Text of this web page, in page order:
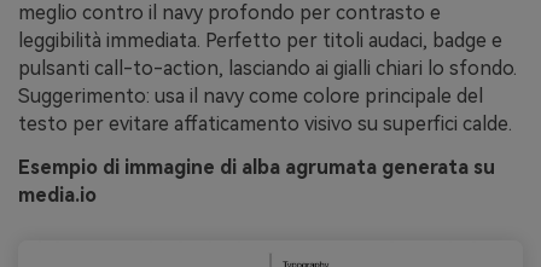
meglio contro il navy profondo per contrasto e
leggibilità immediata. Perfetto per titoli audaci, badge e
pulsanti call-to-action, lasciando ai gialli chiari lo sfondo.
Suggerimento: usa il navy come colore principale del
testo per evitare affaticamento visivo su superfici calde.
Esempio di immagine di alba agrumata generata su
media.io